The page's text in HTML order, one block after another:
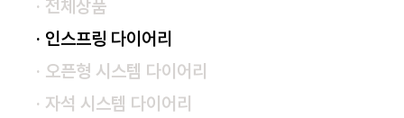
· 전체상품
· 인스프링 다이어리
· 오픈형 시스템 다이어리
· 자석 시스템 다이어리